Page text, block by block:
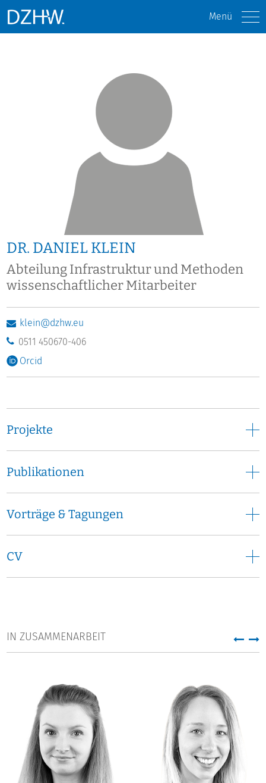
Menü
DR. DANIEL KLEIN
Abteilung Infrastruktur und Methoden
wissenschaftlicher Mitarbeiter
klein@dzhw.eu
0511 450670-406
Orcid
Projekte
Publikationen
Vorträge & Tagungen
CV
IN ZUSAMMENARBEIT